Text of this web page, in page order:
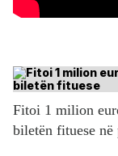
Fitoi 1 milion
biletën fituese në